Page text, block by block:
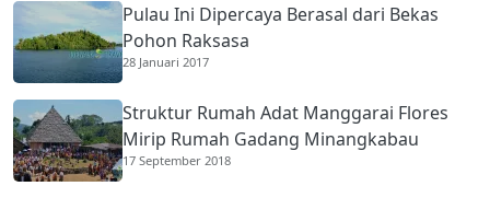
Pulau Ini Dipercaya Berasal dari Bekas
Pohon Raksasa
28 Januari 2017
Struktur Rumah Adat Manggarai Flores
Mirip Rumah Gadang Minangkabau
17 September 2018